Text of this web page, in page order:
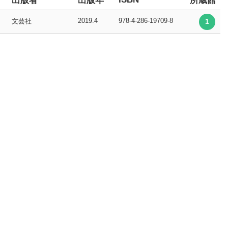
文芸社 2019.4 978-4-286-19709-8 1